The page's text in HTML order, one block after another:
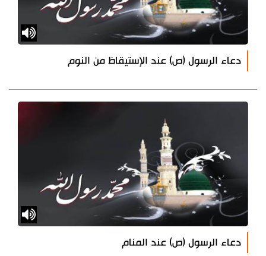
دعاء الرسول (ص) عند الإستيقاظ من النوم
دعاء الرسول (ص) عند المنام